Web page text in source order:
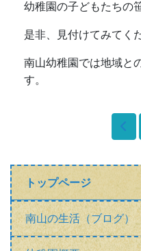
トップページ
南山の生活（ブログ）
幼稚園の子どもたちの
是非、見付けてみてく
南山幼稚園では地域と
す。